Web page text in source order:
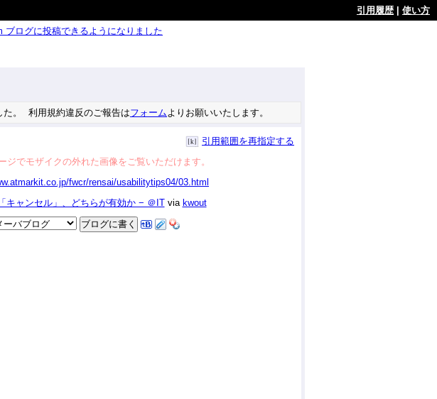
引用履歴
使い方
ブログに投稿できるようになりました
。 利用規約違反のご報告はフォーム よりお願いいたします。
引用範囲を再指定する
ジでモザイクの外れた画像をご覧いただけます。
キャンセル」、どちらが有効か − ＠ITvia kwout